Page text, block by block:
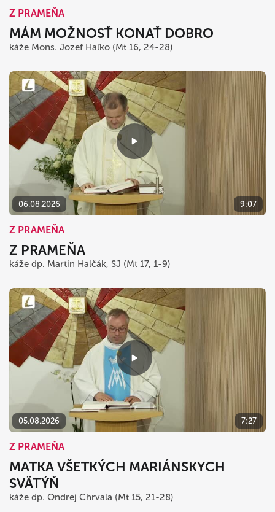
Z PRAMEŇA
MÁM MOŽNOSŤ KONAŤ DOBRO
káže Mons. Jozef Haľko (Mt 16, 24-28)
06.08.2026 9:07
Z PRAMEŇA
Z PRAMEŇA
káže dp. Martin Halčák, SJ (Mt 17, 1-9)
05.08.2026 7:27
Z PRAMEŇA
MATKA VŠETKÝCH MARIÁNSKYCH
SVÄTÝŇ
káže dp. Ondrej Chrvala (Mt 15, 21-28)